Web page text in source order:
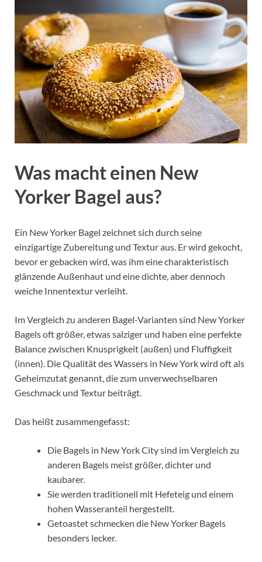
Was macht einen New
Yorker Bagel aus?
Ein New Yorker Bagel zeichnet sich durch seine
einzigartige Zubereitung und Textur aus. Er wird gekocht,
bevor er gebacken wird, was ihm eine charakteristisch
glänzende Außenhaut und eine dichte, aber dennoch
weiche Innentextur verleiht.
Im Vergleich zu anderen Bagel-Varianten sind New Yorker
Bagels oft größer, etwas salziger und haben eine perfekte
Balance zwischen Knusprigkeit (außen) und Fluffigkeit
(innen). Die Qualität des Wassers in New York wird oft als
Geheimzutat genannt, die zum unverwechselbaren
Geschmack und Textur beiträgt.
Das heißt zusammengefasst:
Die Bagels in New York City sind im Vergleich zu
anderen Bagels meist größer, dichter und
kaubarer.
Sie werden traditionell mit Hefeteig und einem
hohen Wasseranteil hergestellt.
Getoastet schmecken die New Yorker Bagels
besonders lecker.